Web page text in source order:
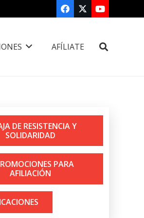
AFÍLIATE
DE RESISTENCIA Y
SOLIDARIDAD
PARA
AFILIACIÓN